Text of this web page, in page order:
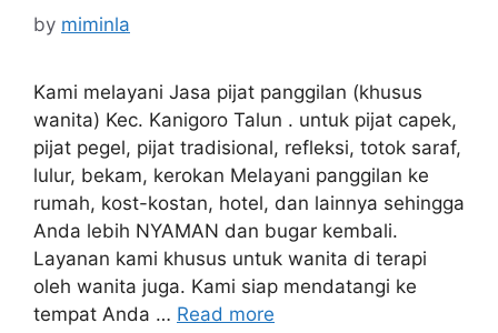
by miminla
Kami melayani Jasa pijat panggilan (khusus
wanita) Kec. Kanigoro Talun . untuk pijat capek,
pijat pegel, pijat tradisional, refleksi, totok saraf,
lulur, bekam, kerokan Melayani panggilan ke
rumah, kost-kostan, hotel, dan lainnya sehingga
Anda lebih NYAMAN dan bugar kembali.
Layanan kami khusus untuk wanita di terapi
oleh wanita juga. Kami siap mendatangi ke
tempat Anda … Read more